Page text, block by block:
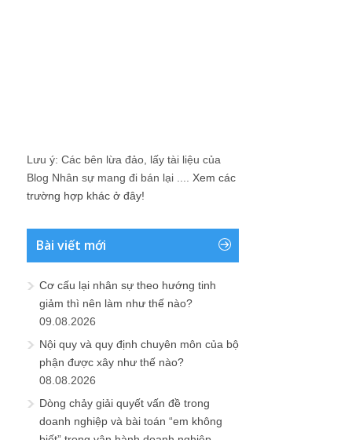
Lưu ý: Các bên lừa đảo, lấy tài liệu của
Blog Nhân sự mang đi bán lại .... Xem các
trường hợp khác ở đây!
Bài viết mới
Cơ cấu lại nhân sự theo hướng tinh
giảm thì nên làm như thế nào?
09.08.2026
Nội quy và quy định chuyên môn của bộ
phận được xây như thế nào?
08.08.2026
Dòng chảy giải quyết vấn đề trong
doanh nghiệp và bài toán “em không